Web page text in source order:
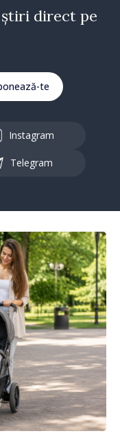
direct pe
te
Instagram
Telegram